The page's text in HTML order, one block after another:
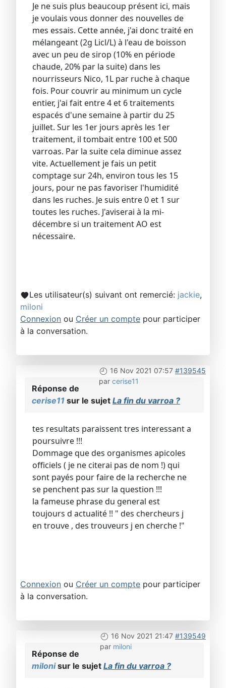
Je ne suis plus beaucoup présent ici, mais
je voulais vous donner des nouvelles de
mes essais. Cette année, j'ai donc traité en
mélangeant (2g Licl/L) à l'eau de boisson
avec un peu de sirop (10% en période
chaude, 20% par la suite) dans les
nourrisseurs Nico, 1L par ruche à chaque
fois. Pour couvrir au minimum un cycle
entier, j'ai fait entre 4 et 6 traitements
espacés d'une semaine à partir du 25
juillet. Sur les 1er jours après les 1er
traitement, il tombait entre 100 et 500
varroas. Par la suite cela diminue assez
vite. Actuellement je fais un petit
comptage sur 24h, environ tous les 15
jours, pour ne pas favoriser l'humidité
dans les ruches. Je suis entre 0 et 1 sur
toutes les ruches. J'aviserai à la mi-
décembre si un traitement AO est
nécessaire.
Les utilisateur(s) suivant ont remercié: jackie,
miloni
Connexion ou Créer un compte pour participer
à la conversation.
16 Nov 2021 07:57 #139545
par cerise11
Réponse de
cerise11 sur le sujet La fin du varroa ?
tes resultats paraissent tres interessant a
poursuivre !!!
Dommage que des organismes apicoles
officiels ( je ne citerai pas de nom !) qui
sont payés pour faire de la recherche ne
se penchent pas sur la question !!!
la fameuse phrase du general est
toujours d actualité !! " des chercheurs j
en trouve , des trouveurs j en cherche !"
Connexion ou Créer un compte pour participer
à la conversation.
16 Nov 2021 21:47 #139549
par miloni
Réponse de
milonisur le sujet La fin du varroa ?